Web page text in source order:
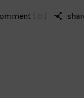
[ 0 ]